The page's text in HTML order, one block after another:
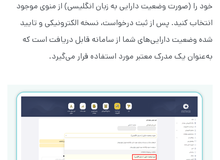
خود را (صورت وضعیت دارایی به زبان انگلیسی) از منوی موجود
انتخاب کنید. پس از ثبت درخواست، نسخه الکترونیکی و تایید
شده وضعیت دارایی‌های شما از سامانه قابل دریافت است که
به‌عنوان یک مدرک معتبر مورد استفاده قرار می‌گیرد.